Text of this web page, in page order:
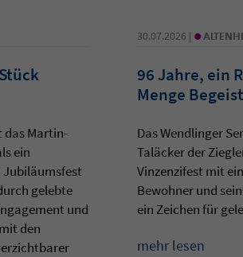
das Martin-
ein
Jubiläumsfest
gelebte
und
den
30.07.2026 | •
96 Jahre, ein
Menge
Das Wendlinger
Taläcker der
Vinzenzifest mit
Bewohner und
ein Zeichen für
mehr lesen